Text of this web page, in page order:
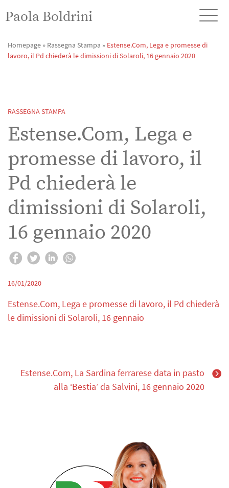
Paola Boldrini
Homepage » Rassegna Stampa » Estense.Com, Lega e promesse di
lavoro, il Pd chiederà le dimissioni di Solaroli, 16 gennaio 2020
RASSEGNA STAMPA
Estense.Com, Lega e
promesse di lavoro, il
Pd chiederà le
dimissioni di Solaroli,
16 gennaio 2020
16/01/2020
Estense.Com, Lega e promesse di lavoro, il Pd chiederà
le dimissioni di Solaroli, 16 gennaio
Estense.Com, La Sardina ferrarese data in pasto
alla ‘Bestia’ da Salvini, 16 gennaio 2020